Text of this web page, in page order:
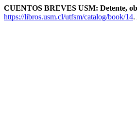
CUENTOS BREVES USM: Detente,
https://libros.usm.cl/utfsm/catalog/book/14.